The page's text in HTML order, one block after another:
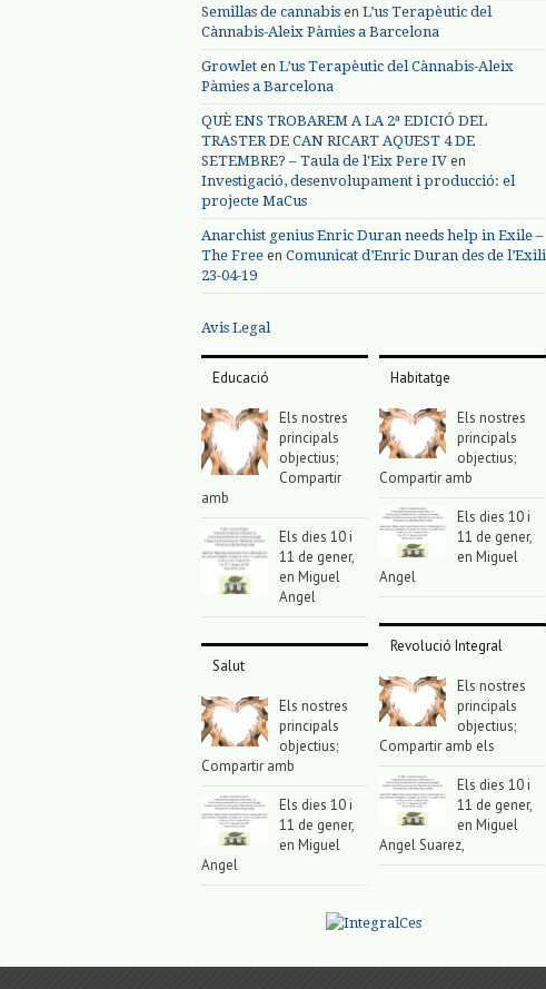
Semillas de cannabis en L’us Terapèutic del
Cànnabis-Aleix Pàmies a Barcelona
Growlet en L’us Terapèutic del Cànnabis-Aleix
Pàmies a Barcelona
QUÈ ENS TROBAREM A LA 2ª EDICIÓ DEL
TRASTER DE CAN RICART AQUEST 4 DE
SETEMBRE? – Taula de l'Eix Pere IV en
Investigació, desenvolupament i producció: el
projecte MaCus
Anarchist genius Enric Duran needs help in Exile –
The Free en Comunicat d’Enric Duran des de l’Exili
23-04-19
Avis Legal
Educació
Els nostres
principals
objectius;
Compartir
amb
Els dies 10 i
11 de gener,
en Miguel
Angel
Salut
Els nostres
principals
objectius;
Compartir amb
Els dies 10 i
11 de gener,
en Miguel
Angel
Habitatge
Els nostres
principals
objectius;
Compartir amb
Els dies 10 i
11 de gener,
en Miguel
Angel
Revolució Integral
Els nostres
principals
objectius;
Compartir amb els
Els dies 10 i
11 de gener,
en Miguel
Angel Suarez,